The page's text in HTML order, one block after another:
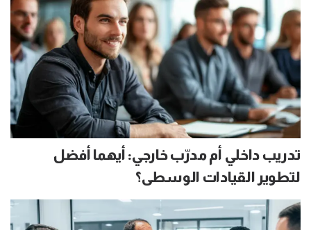
تدريب داخلي أم مدرّب خارجي: أيهما أفضل
لتطوير القيادات الوسطى؟